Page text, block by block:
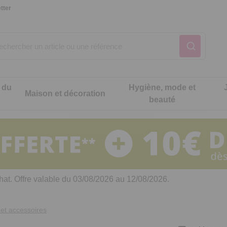
cuisine
de cuisine malins
Notre produit du
Notre produit du
Maison et décoration
Notre produit du
Hygiène, mode et
beauté
intimité
Notre produit du
Notre produit du
Notre produit du
Offre valable du 03/08/2026 au 12/08/2026.
accessoires